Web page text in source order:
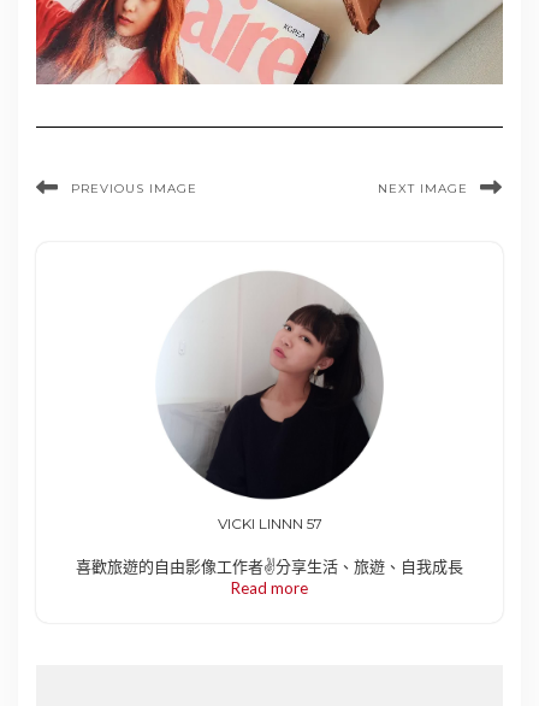
PREVIOUS IMAGE NEXT IMAGE
VICKI LINNN 57
喜歡旅遊的自由影像工作者✌️分享生活、旅遊、自我成長
Read more